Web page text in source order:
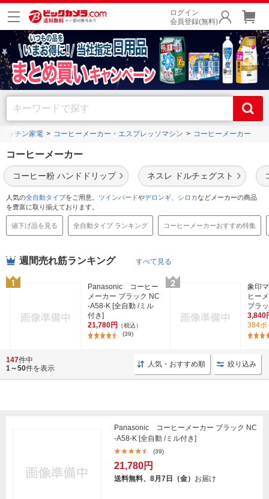
ログイン
会員登録(無料)
キッチン家電 コーヒーメーカー・エスプレッソマシン コーヒーメーカー
コーヒーメーカー
コーヒー粉 ハンドドリップ ネスレ ドルチェグスト
人気の全自動タイプをご用意。 ツインバードやデロンギ シロカなどメーカーの商品
を豊富に取り揃えております。
値下げ品を見る 全自動タイプ ランキング コーヒーメーカーおすすめ特集
週間売れ筋ランキング すべて見る
Panasonic コーヒー
メーカー ブラック NC
-A58-K [全自動 /ミル
付き]
21,780円
（税込）
(39)
象印
ヒー
ブラ
3,840
384ポ
147件中
1～50件を表示 人気・おすすめ順 絞り込み
Panasonic コーヒーメーカー ブラック NC
-A58-K [全自動 /ミル付き]
(39)
21,780円
送料無料、8月7日（金） お届け